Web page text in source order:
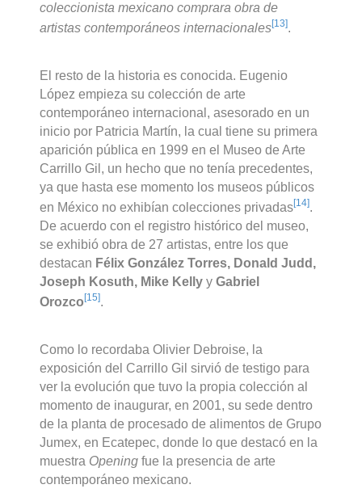
coleccionista mexicano comprara obra de
artistas contemporáneos internacionales[13].
El resto de la historia es conocida. Eugenio
López empieza su colección de arte
contemporáneo internacional, asesorado en un
inicio por Patricia Martín, la cual tiene su primera
aparición pública en 1999 en el Museo de Arte
Carrillo Gil, un hecho que no tenía precedentes,
ya que hasta ese momento los museos públicos
en México no exhibían colecciones privadas[14].
De acuerdo con el registro histórico del museo,
se exhibió obra de 27 artistas, entre los que
destacan Félix González Torres, Donald Judd,
Joseph Kosuth, Mike Kellyy Gabriel
Orozco[15].
Como lo recordaba Olivier Debroise, la
exposición del Carrillo Gil sirvió de testigo para
ver la evolución que tuvo la propia colección al
momento de inaugurar, en 2001, su sede dentro
de la planta de procesado de alimentos de Grupo
Jumex, en Ecatepec, donde lo que destacó en la
muestra Opening fue la presencia de arte
contemporáneo mexicano.